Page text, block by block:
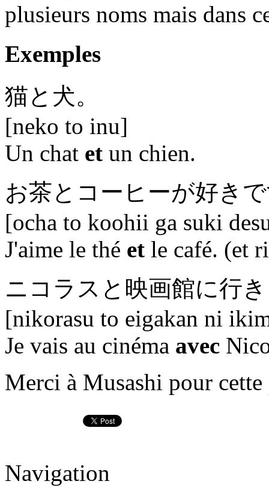
plusieurs noms mais dans
Exemples
猫と 犬。
[neko to inu]
Un chat et un chien.
お茶と コーヒーが好き
[ocha to koohii ga suki
J'aime le thé et le café. (et
ニコラス と 映画館に行
[nikorasu to eigakan ni
Je vais au cinéma avec
Merci à Musashi pour
Navigation